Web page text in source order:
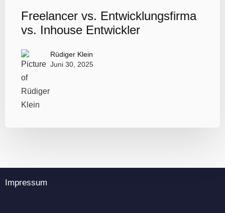
Freelancer vs. Entwicklungsfirma
vs. Inhouse Entwickler
Rüdiger Klein
Juni 30, 2025
Impressum